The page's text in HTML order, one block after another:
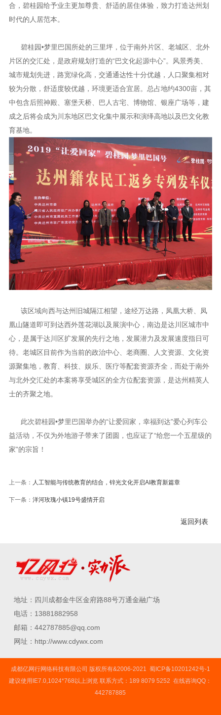
合，碧桂园给予业主更加尊贵、舒适的居住体验，致力打造达州划
时代的人居范本。
碧桂园•梦里巴国所处的三里坪，位于南外片区、老城区、北外
片区的交汇处，是政府规划打造的“巴文化起源中心”。风景秀美、
城市规划先进，路宽绿化高，交通通达性十分优越，人口聚集相对
较为分散，舒适度较优越，环境更适合宜居。总占地约4300亩，其
中包含后照神殿、塞堡天桥、巴人古宅、博物馆、银座广场等，建
成之后将会成为川东地区巴文化集中展示和演绎高地以及巴文化教
育基地。
该区域向西与达州旧城隔江相望，途经万达路，凤凰大桥、凤
凰山隧道即可到达西外莲花湖以及展演中心，南边是达川区城市中
心，是属于达川区扩发展的先行之地，发展潜力及发展速度指日可
待。老城区目前作为当前的政治中心、老商圈、人文资源、文化资
源聚集地，教育、科技、娱乐、医疗等配套资源齐全，而处于南外
与北外交汇处的本案将享受城区的全方位配套资源，是达州精英人
士的齐聚之地。
此次碧桂园•梦里巴国举办的“让爱回家，幸福到达”爱心列车公
益活动，不仅为外地游子带来了团圆，也应证了“给您一个五星级的
家”的宗旨！
上一条： 人工智能与传统教育的结合，锌光文化开启AI教育新篇章
下一条： 洋河玫瑰小镇19号盛情开启
返回列表
地址：四川成都金牛区金府路88号万通金融广场
电话：13881882958
邮箱：442787885@qq.com
网址：http://www.cdywx.com
成都亿网行网络科技有限公司 版权所有&2006-2021 蜀ICP备10201242号-1
建议使用IE7.0,1024*768以上浏览 联系方式：189 8079 5252 在线咨询QQ：
442787885